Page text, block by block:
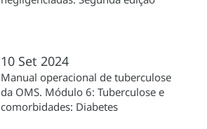
10 Set 2024
Manual operacional de tuberculose
da OMS. Módulo 6: Tuberculose e
comorbidades: Diabetes